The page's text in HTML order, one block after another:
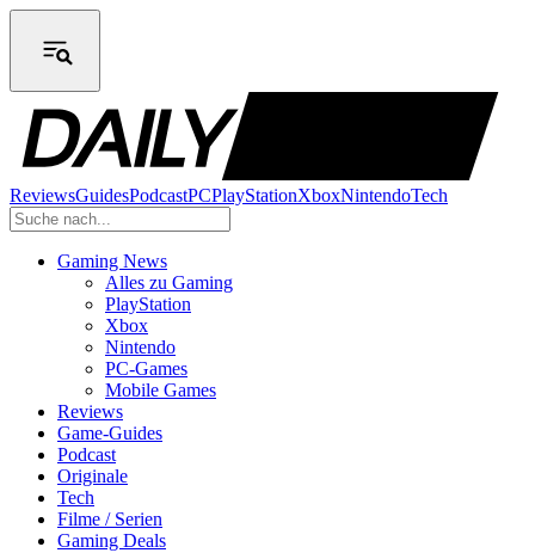
ReviewsGuidesPodcastPCPlayStationXboxNintendoTech
Gaming News
Alles zu Gaming
PlayStation
Xbox
Nintendo
PC-Games
Mobile Games
Reviews
Game-Guides
Podcast
Originale
Tech
Filme / Serien
Gaming Deals